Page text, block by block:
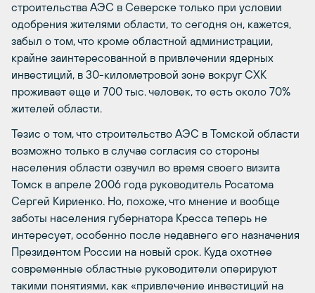
строительства АЭС в Северске только при условии
одобрения жителями области, то сегодня он, кажется,
забыл о том, что кроме областной администрации,
крайне заинтересованной в привлечении ядерных
инвестиций, в 30-километровой зоне вокруг СХК
проживает еще и 700 тыс. человек, то есть около 70%
жителей области.
Тезис о том, что строительство АЭС в Томской области
возможно только в случае согласия со стороны
населения области озвучил во время своего визита
Томск в апреле 2006 года руководитель Росатома
Сергей Кириенко. Но, похоже, что мнение и вообще
заботы населения губернатора Кресса теперь не
интересует, особенно после недавнего его назначения
Президентом России на новый срок. Куда охотнее
современные областные руководители оперируют
такими понятиями, как «привлечение инвестиций на